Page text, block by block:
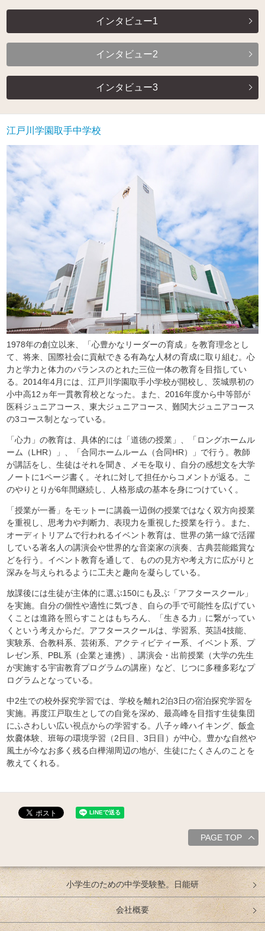
インタビュー1
インタビュー2
インタビュー3
江戸川学園取手中学校
1978年の創立以来、「心豊かなリーダーの育成」を教育理念とし
て、将来、国際社会に貢献できる有為な人材の育成に取り組む。心
力と学力と体力のバランスのとれた三位一体の教育を目指してい
る。2014年4月には、江戸川学園取手小学校が開校し、茨城県初の
小中高12ヵ年一貫教育校となった。また、2016年度から中等部が
医科ジュニアコース、東大ジュニアコース、難関大ジュニアコース
の3コース制となっている。
「心力」の教育は、具体的には「道徳の授業」、「ロングホームル
ーム（LHR）」、「合同ホームルーム（合同HR）」で行う。教師
が講話をし、生徒はそれを聞き、メモを取り、自分の感想文を大学
ノートに1ページ書く。それに対して担任からコメントが返る。こ
のやりとりが6年間継続し、人格形成の基本を身につけていく。
「授業が一番」をモットーに講義一辺倒の授業ではなく双方向授業
を重視し、思考力や判断力、表現力を重視した授業を行う。また、
オーディトリアムで行われるイベント教育は、世界の第一線で活躍
している著名人の講演会や世界的な音楽家の演奏、古典芸能鑑賞な
どを行う。イベント教育を通して、ものの見方や考え方に広がりと
深みを与えられるように工夫と趣向を凝らしている。
放課後には生徒が主体的に選ぶ150にも及ぶ「アフタースクール」
を実施。自分の個性や適性に気づき、自らの手で可能性を広げてい
くことは進路を照らすことはもちろん、「生きる力」に繋がってい
くという考えからだ。アフタースクールは、学習系、英語4技能、
実験系、合教科系、芸術系、アクティビティー系、イベント系、プ
レゼン系、PBL系（企業と連携）、講演会・出前授業（大学の先生
が実施する宇宙教育プログラムの講座）など、じつに多種多彩なプ
ログラムとなっている。
中2生での校外探究学習では、学校を離れ2泊3日の宿泊探究学習を
実施。再度江戸取生としての自覚を深め、最高峰を目指す生徒集団
にふさわしい広い視点からの学習する。八子ヶ峰ハイキング、飯盒
炊爨体験、班毎の環境学習（2日目、3日目）が中心。豊かな自然や
風土が今なお多く残る白樺湖周辺の地が、生徒にたくさんのことを
教えてくれる。
PAGE TOP
小学生のための中学受験塾。日能研
会社概要